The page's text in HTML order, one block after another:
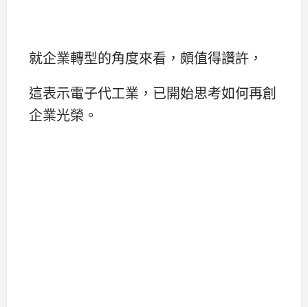
就企業轉型的角度來看，頗值得讚許，
這表示電子代工業，已開始思考如何再創
企業光榮。